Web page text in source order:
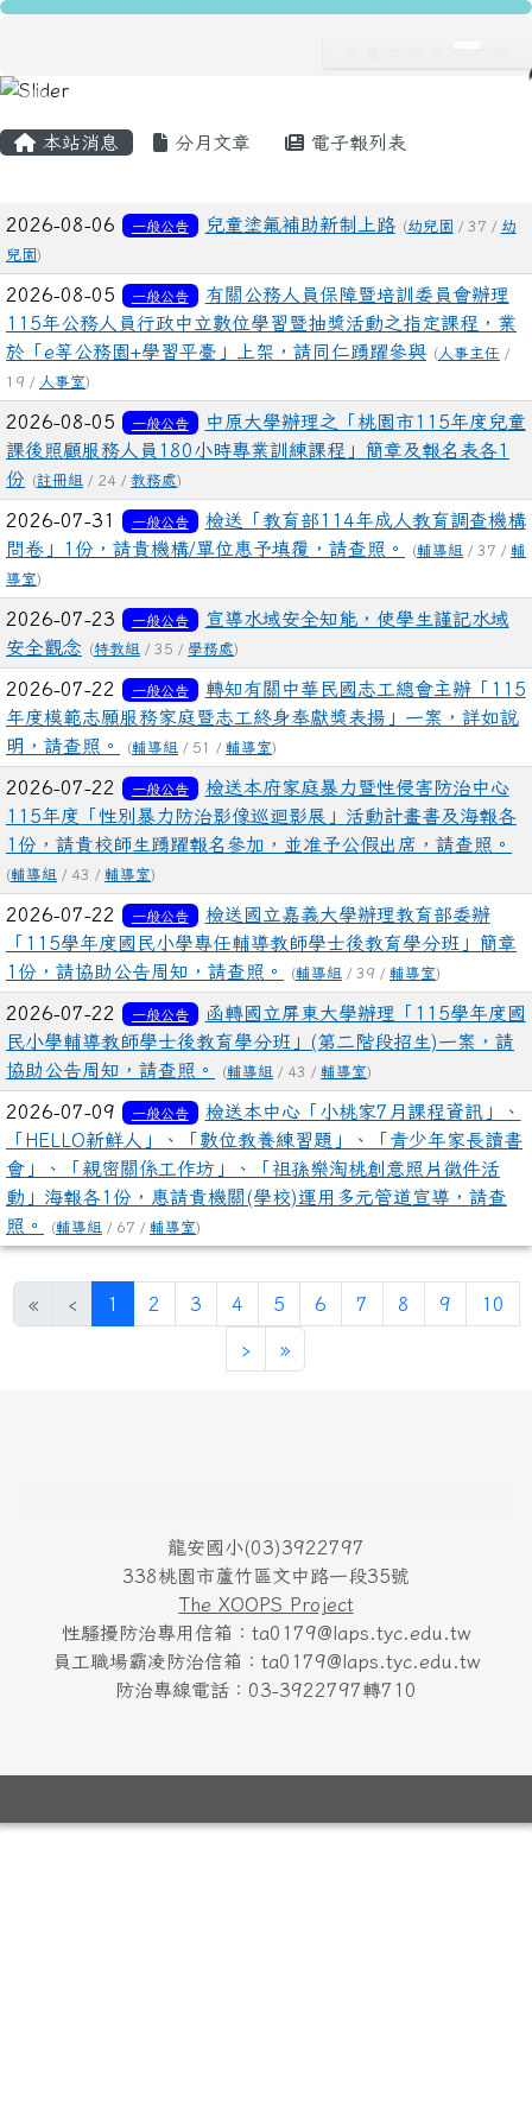
跳至主內容區
龍安國民小學
本站消息 分月文章 電子報列表
文章列表
2026-08-06 一般公告 兒童塗氟補助新制上路 (幼兒園 / 37 / 幼
兒園)
2026-08-05 一般公告
有關公務人員保障暨培訓委員會辦理
115年公務人員行政中立數位學習暨抽獎活動之指定課程，業
於「e等公務園+學習平臺」上架，請同仁踴躍參與 ( 人事主任 /
19 / 人事室)
2026-08-05 一般公告
中原大學辦理之「桃園市115年度兒童
課後照顧服務人員180小時專業訓練課程」簡章及報名表各1
份
(註冊組 / 24 / 教務處)
2026-07-31 一般公告
檢送「教育部114年成人教育調查機構
問卷」1份，請貴機構/單位惠予填覆，請查照。
(輔導組 / 37 / 輔
導室)
2026-07-23 一般公告
宣導水域安全知能，使學生謹記水域
安全觀念
(特教組 / 35 / 學務處)
2026-07-22 一般公告
轉知有關中華民國志工總會主辦「115
年度模範志願服務家庭暨志工終身奉獻獎表揚」一案，詳如說
明，請查照。
(輔導組 / 51 / 輔導室)
2026-07-22 一般公告
檢送本府家庭暴力暨性侵害防治中心
115年度「性別暴力防治影像巡迴影展」活動計畫書及海報各
1份，請貴校師生踴躍報名參加，並准予公假出席，請查照。
(輔導組 / 43 / 輔導室)
2026-07-22 一般公告
檢送國立嘉義大學辦理教育部委辦
「115學年度國民小學專任輔導教師學士後教育學分班」簡章
1份，請協助公告周知，請查照。
(輔導組 / 39 / 輔導室)
2026-07-22 一般公告
函轉國立屏東大學辦理「115學年度國
民小學輔導教師學士後教育學分班」(第二階段招生)一案，請
協助公告周知，請查照。
(輔導組 / 43 / 輔導室)
2026-07-09 一般公告
檢送本中心「小桃家7月課程資訊」、
「HELLO新鮮人」、「數位教養練習題」、「青少年家長讀書
會」、「親密關係工作坊」、「祖孫樂淘桃創意照片徵件活
動」海報各1份，惠請貴機關(學校)運用多元管道宣導，請查
照。
(輔導組 / 67 / 輔導室)
« ‹ 1 (目前頁次)
2 3 4 5 6 7 8 9 10
›下一頁
»最後頁
龍安國小(03)3922797
338桃園市蘆竹區文中路一段35號
The XOOPS Project
性騷擾防治專用信箱：ta0179@laps.tyc.edu.tw
員工職場霸凌防治信箱：ta0179@laps.tyc.edu.tw
防治專線電話：03-3922797轉710